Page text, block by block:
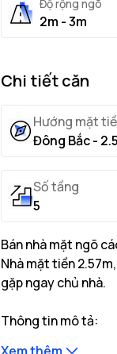
Độ rộng ngõ
2m - 3m
Chi tiết căn
Hướng mặt
Đông Bắc -
Số tầng
5
Bán nhà mặt ngõ
Nhà mặt tiền
gặp ngay chủ nhà.
Thông tin mô tả: